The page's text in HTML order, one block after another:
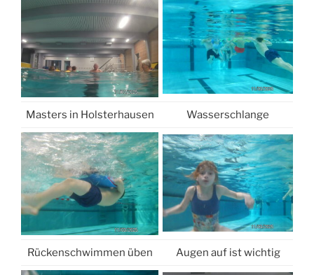
Masters in Holsterhausen Wasserschlange
Rückenschwimmen üben Augen auf ist wichtig